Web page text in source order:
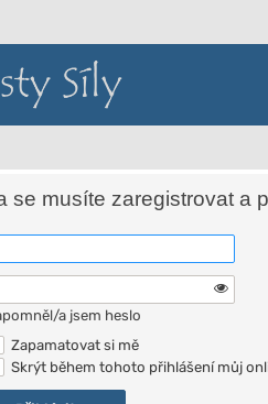
se musíte zaregistrovat a
a jsem heslo
Zapamatovat si mě
Skrýt během tohoto přihlášení můj